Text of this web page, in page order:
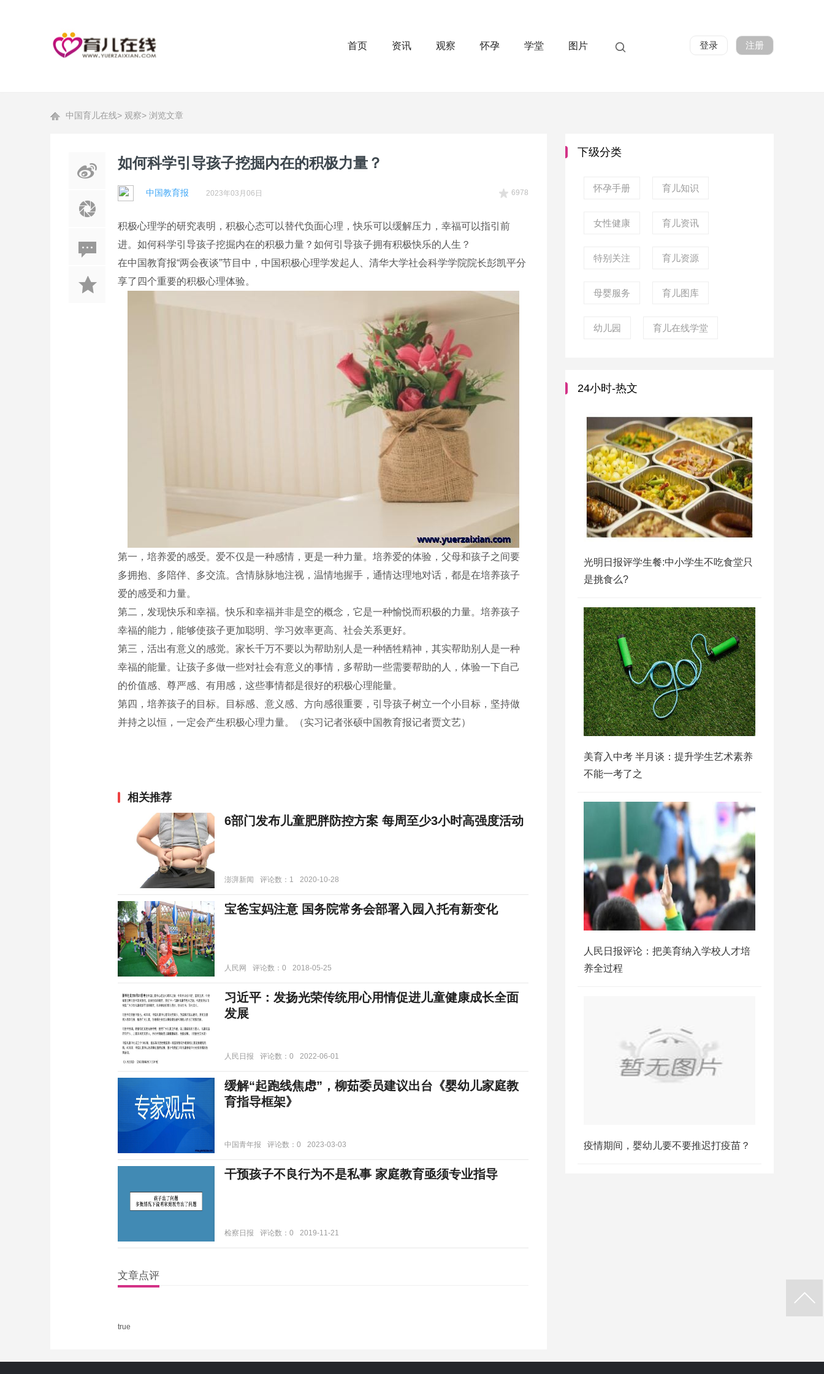
首页 资讯 观察 怀孕 学堂 图片 登录 注册
中国育儿在线> 观察> 浏览文章
如何科学引导孩子挖掘内在的积极力量？
6978
中国教育报 2023年03月06日
积极心理学的研究表明，积极心态可以替代负面心理，快乐可以缓解压力，幸福可以指引前
进。如何科学引导孩子挖掘内在的积极力量？如何引导孩子拥有积极快乐的人生？
在中国教育报“两会夜谈”节目中，中国积极心理学发起人、清华大学社会科学学院院长彭凯平分
享了四个重要的积极心理体验。
第一，培养爱的感受。爱不仅是一种感情，更是一种力量。培养爱的体验，父母和孩子之间要
多拥抱、多陪伴、多交流。含情脉脉地注视，温情地握手，通情达理地对话，都是在培养孩子
爱的感受和力量。
第二，发现快乐和幸福。快乐和幸福并非是空的概念，它是一种愉悦而积极的力量。培养孩子
幸福的能力，能够使孩子更加聪明、学习效率更高、社会关系更好。
第三，活出有意义的感觉。家长千万不要以为帮助别人是一种牺牲精神，其实帮助别人是一种
幸福的能量。让孩子多做一些对社会有意义的事情，多帮助一些需要帮助的人，体验一下自己
的价值感、尊严感、有用感，这些事情都是很好的积极心理能量。
第四，培养孩子的目标。目标感、意义感、方向感很重要，引导孩子树立一个小目标，坚持做
并持之以恒，一定会产生积极心理力量。（实习记者张硕中国教育报记者贾文艺）
相关推荐
6部门发布儿童肥胖防控方案 每周至少3小时高强度活动
澎湃新闻 评论数：1 2020-10-28
宝爸宝妈注意 国务院常务会部署入园入托有新变化
人民网 评论数：0 2018-05-25
习近平：发扬光荣传统用心用情促进儿童健康成长全面
发展
人民日报 评论数：0 2022-06-01
缓解“起跑线焦虑”，柳茹委员建议出台《婴幼儿家庭教
育指导框架》
中国青年报 评论数：0 2023-03-03
干预孩子不良行为不是私事 家庭教育亟须专业指导
检察日报 评论数：0 2019-11-21
文章点评
true
下级分类
怀孕手册 育儿知识
女性健康 育儿资讯
特别关注 育儿资源
母婴服务 育儿图库
幼儿园 育儿在线学堂
24小时-热文
光明日报评学生餐:中小学生不吃食堂只
是挑食么?
美育入中考 半月谈：提升学生艺术素养
不能一考了之
人民日报评论：把美育纳入学校人才培
养全过程
疫情期间，婴幼儿要不要推迟打疫苗？